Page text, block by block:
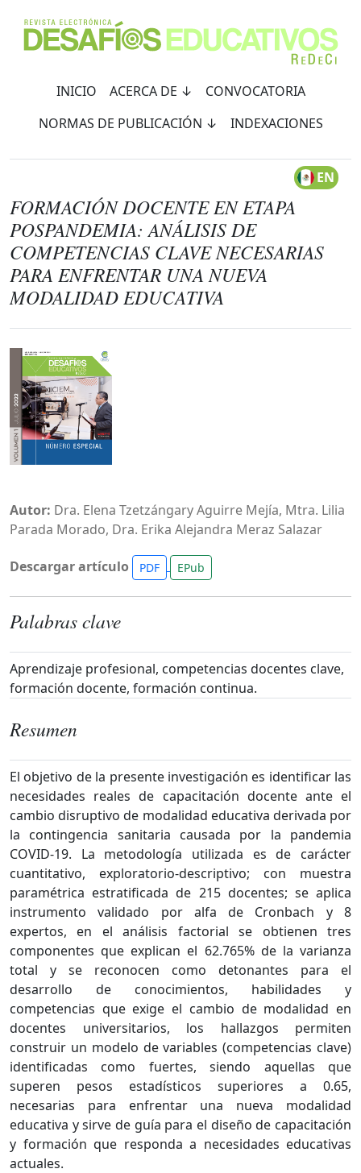
INICIO ACERCA DE ↓
CONVOCATORIA
NORMAS DE PUBLICACIÓN ↓
INDEXACIONES
EN
FORMACIÓN DOCENTE EN ETAPA
POSPANDEMIA: ANÁLISIS DE
COMPETENCIAS CLAVE NECESARIAS
PARA ENFRENTAR UNA NUEVA
MODALIDAD EDUCATIVA
Autor: Dra. Elena Tzetzángary Aguirre Mejía, Mtra. Lilia
Parada Morado, Dra. Erika Alejandra Meraz Salazar
Descargar artículo PDF EPub
Palabras clave
Aprendizaje profesional, competencias docentes clave,
formación docente, formación continua.
Resumen
El objetivo de la presente investigación es identificar las
necesidades reales de capacitación docente ante el
cambio disruptivo de modalidad educativa derivada por
la contingencia sanitaria causada por la pandemia
COVID-19. La metodología utilizada es de carácter
cuantitativo, exploratorio-descriptivo; con muestra
paramétrica estratificada de 215 docentes; se aplica
instrumento validado por alfa de Cronbach y 8
expertos, en el análisis factorial se obtienen tres
componentes que explican el 62.765% de la varianza
total y se reconocen como detonantes para el
desarrollo de conocimientos, habilidades y
competencias que exige el cambio de modalidad en
docentes universitarios, los hallazgos permiten
construir un modelo de variables (competencias clave)
identificadas como fuertes, siendo aquellas que
superen pesos estadísticos superiores a 0.65,
necesarias para enfrentar una nueva modalidad
educativa y sirve de guía para el diseño de capacitación
y formación que responda a necesidades educativas
actuales.